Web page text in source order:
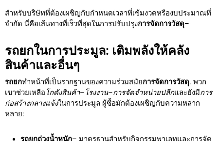
สำหรับบริษัทที่ต้องเผชิญกับกำหนดเวลาที่เข้มงวดหรืองบประมาณที่
จำกัด นี่คือเส้นทางที่เร็วที่สุดในการปรับปรุงการจัดการวัสดุ–
รถยกในการประมูล: เติมพลังให้คลัง
สินค้าและอื่นๆ
รถยกทำหน้าที่เป็นรากฐานของความร่วมสมัยการจัดการวัสดุ. พวก
เขาช่วยเหลือ โกดังสินค้า– โรงงาน–การจัดจำหน่ายปลีกและยังมีการ
ก่อสร้างกลางแจ้งในการประมูล ผู้ซื้อมักต้องเผชิญกับความหลาก
หลาย:
รถยกถ่วงน้ำหนัก– มาตรฐานสำหรับกิจกรรมพาเลทและการจัด